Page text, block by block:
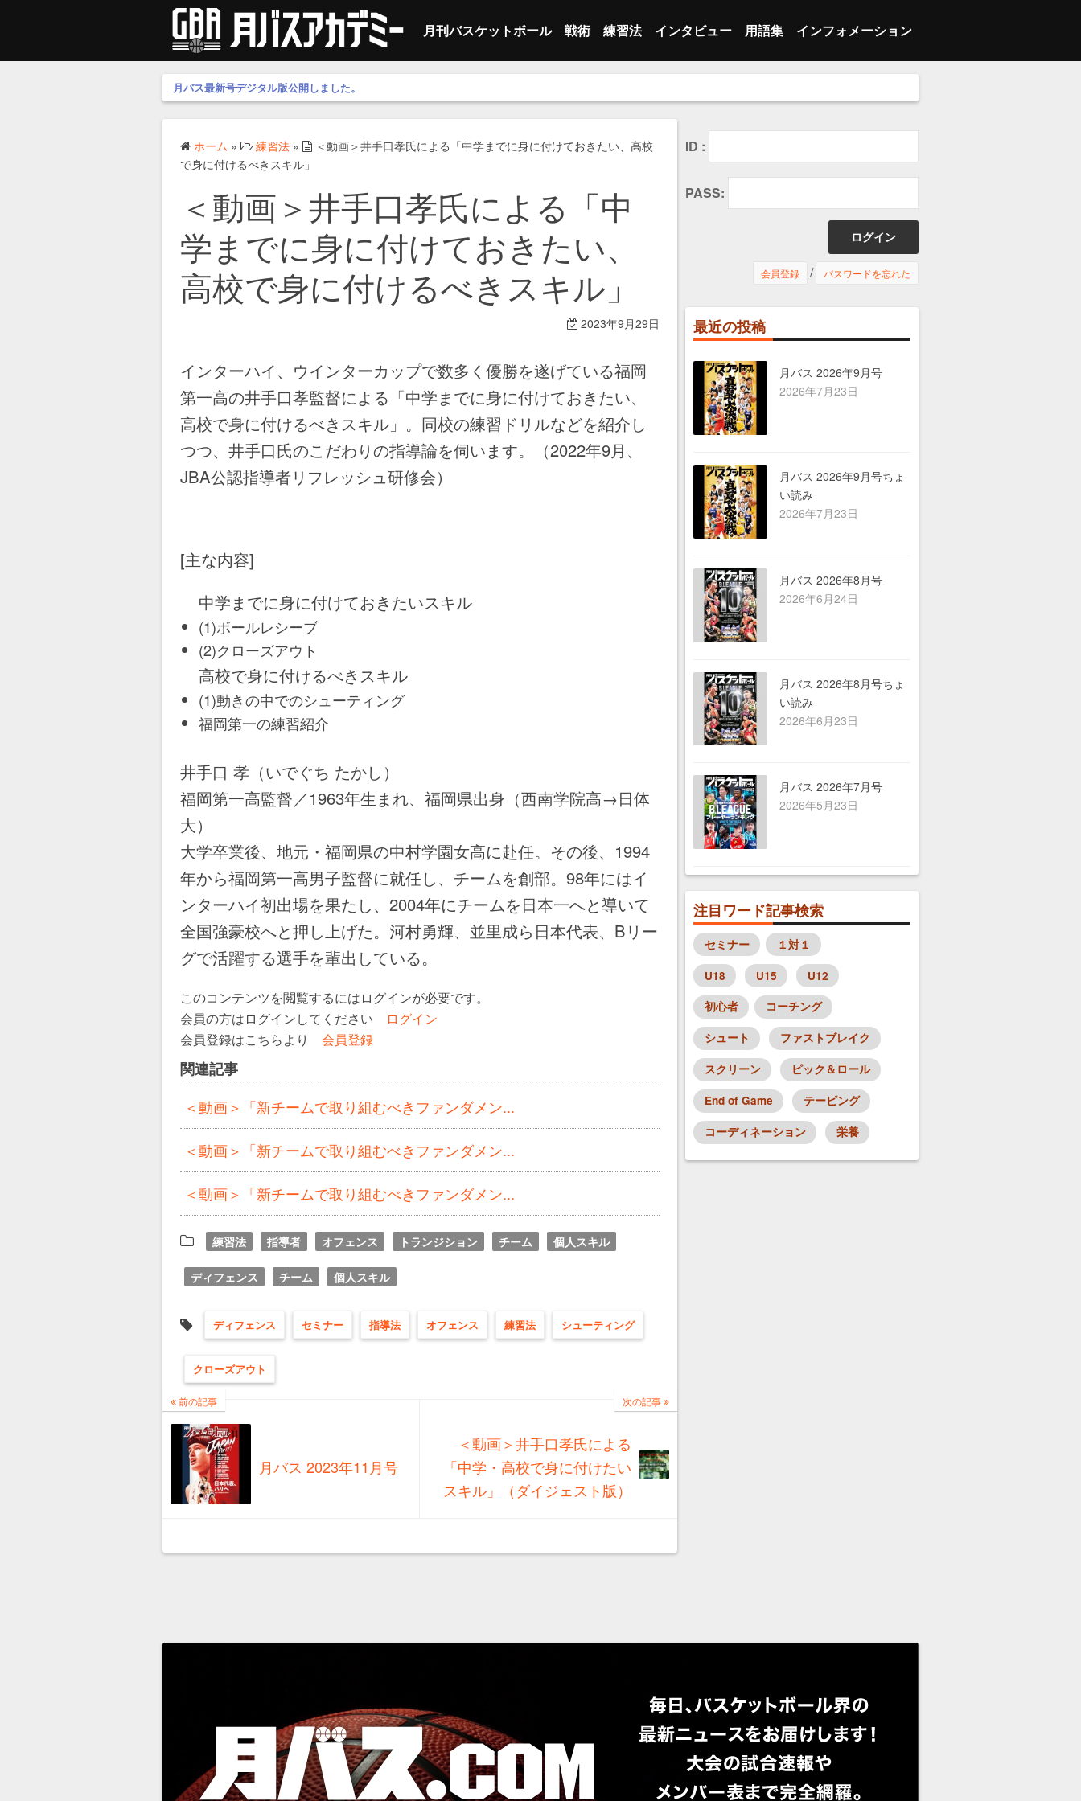
月刊バスケットボール
最新号
バックナンバー
戦術
オフェンス
セカンダリー ブレイク
ベースライン インバウンズプレー
サイドライン インバウンズプレー
ハーフコート セット
練習法
オフェンス
トランジション
個人スキル
チーム
その他
ディフェンス
トランジション
個人スキル
チーム
インタビュー
指導者
選手
レフェリー
用語集
あ行
か行
た行
や行
ら行
わ行
A-Z
シーン別
インフォメーション
会員登録
メンバーログイン
プライバシーポリシー
お問い合わせ
月バス最新号デジタル版公開しました。
ホーム » 練習法 »
＜動画＞井手口孝氏による「中学までに身に付けておきたい、高校
で身に付けるべきスキル」
＜動画＞井手口孝氏による「中
学までに身に付けておきたい、
高校で身に付けるべきスキル」
2023年9月29日
インターハイ、ウインターカップで数多く優勝を遂げている福岡
第一高の井手口孝監督による「中学までに身に付けておきたい、
高校で身に付けるべきスキル」。同校の練習ドリルなどを紹介し
つつ、井手口氏のこだわりの指導論を伺います。（2022年9月、
JBA公認指導者リフレッシュ研修会）
[主な内容]
中学までに身に付けておきたいスキル
(1)ボールレシーブ
(2)クローズアウト
高校で身に付けるべきスキル
(1)動きの中でのシューティング
福岡第一の練習紹介
井手口 孝（いでぐち たかし）
福岡第一高監督／1963年生まれ、福岡県出身（西南学院高→日体
大）
大学卒業後、地元・福岡県の中村学園女高に赴任。その後、1994
年から福岡第一高男子監督に就任し、チームを創部。98年にはイ
ンターハイ初出場を果たし、2004年にチームを日本一へと導いて
全国強豪校へと押し上げた。河村勇輝、並里成ら日本代表、Bリー
グで活躍する選手を輩出している。
このコンテンツを閲覧するにはログインが必要です。
会員の方はログインしてください
ログイン
会員登録はこちらより 会員登録
関連記事
＜動画＞「新チームで取り組むべきファンダメン...
＜動画＞「新チームで取り組むべきファンダメン...
＜動画＞「新チームで取り組むべきファンダメン...
練習法 指導者 オフェンス トランジション チーム 個人スキル
ディフェンス チーム 個人スキル
ディフェンス セミナー 指導法 オフェンス 練習法 シューティング
クローズアウト
前の記事
月バス 2023年11月号
次の記事
＜動画＞井手口孝氏による
「中学・高校で身に付けたい
スキル」（ダイジェスト版）
ID :
PASS:
会員登録 / パスワードを忘れた
最近の投稿
月バス 2026年9月号
2026年7月23日
月バス 2026年9月号ちょ
い読み
2026年7月23日
月バス 2026年8月号
2026年6月24日
月バス 2026年8月号ちょ
い読み
2026年6月23日
月バス 2026年7月号
2026年5月23日
注目ワード記事検索
セミナー １対１
U18 U15 U12
初心者 コーチング
シュート ファストブレイク
スクリーン ピック＆ロール
End of Game テーピング
コーディネーション 栄養